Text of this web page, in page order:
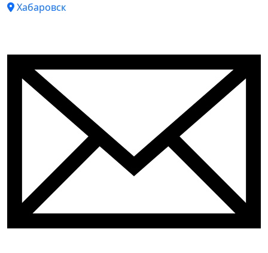
Хабаровск